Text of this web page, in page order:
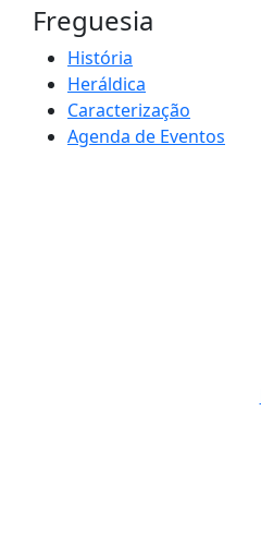
Freguesia
História
Heráldica
Caracterização
Agenda de Eventos